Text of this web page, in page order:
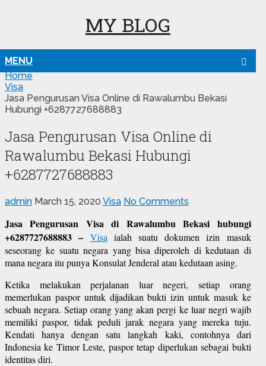
MY BLOG
MENU
Home
Visa
Jasa Pengurusan Visa Online di Rawalumbu Bekasi
Hubungi +6287727688883
Jasa Pengurusan Visa Online di
Rawalumbu Bekasi Hubungi
+6287727688883
admin March 15, 2020 Visa No Comments
Jasa Pengurusan Visa di Rawalumbu Bekasi hubungi
+6287727688883 – Visa ialah suatu dokumen izin masuk
seseorang ke suatu negara yang bisa diperoleh di kedutaan di
mana negara itu punya Konsulat Jenderal atau kedutaan asing.
Ketika melakukan perjalanan luar negeri, setiap orang
memerlukan paspor untuk dijadikan bukti izin untuk masuk ke
sebuah negara. Setiap orang yang akan pergi ke luar negri wajib
memiliki paspor, tidak peduli jarak negara yang mereka tuju.
Kendati hanya dengan satu langkah kaki, contohnya dari
Indonesia ke Timor Leste, paspor tetap diperlukan sebagai bukti
identitas diri.